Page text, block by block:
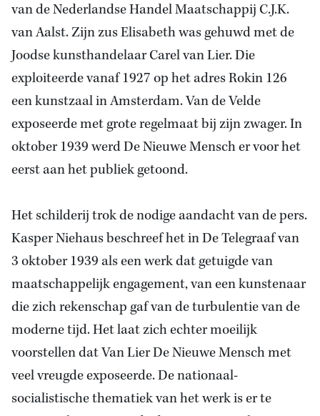
van de Nederlandse Handel Maatschappij C.J.K.
van Aalst.Zijn zus Elisabeth was gehuwd met de
Joodse kunsthandelaar Carel van Lier. Die
exploiteerde vanaf 1927 op het adres Rokin 126
een kunstzaal inAmsterdam. Van de Velde
exposeerde met grote regelmaat bij zijn zwager. In
oktober 1939 werd De Nieuwe Mensch er voor het
eerst aan het publiek getoond.
Het schilderij trok de nodige aandacht van de pers.
Kasper Niehaus beschreef het inDe Telegraaf van
3oktober 1939 als een werk dat getuigde van
maatschappelijk engagement, van een kunstenaar
die zich rekenschap gaf van de turbulentie van de
moderne tijd. Het laat zich echter moeilijk
voorstellen dat Van Lier De Nieuwe Mensch met
veel vreugde exposeerde. De nationaal-
socialistische thematiek van het werk is er te